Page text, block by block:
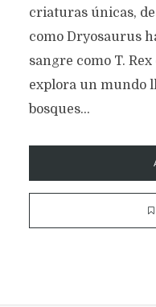
criaturas únicas,
como Dryosaurus
sangre como T.
explora un mundo
bosques...